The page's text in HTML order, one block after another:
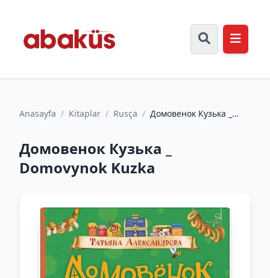
Anasayfa / Kitaplar / Rusça / Домовенок Кузька _
Домовенок Кузька _
Domovynok Kuzka